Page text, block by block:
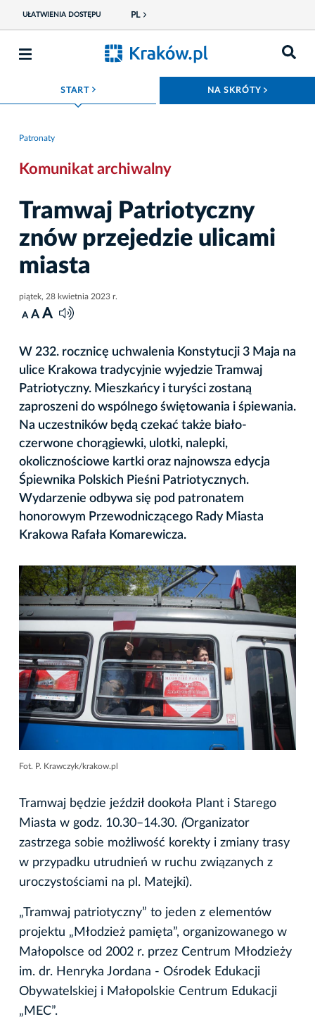
UŁATWIENIA DOSTĘPU PL
START ROZWIŃ MENU NA SKRÓTY
Patronaty
Komunikat archiwalny
Tramwaj Patriotyczny
znów przejedzie ulicami
miasta
piątek, 28 kwietnia 2023 r.
A A A
W 232. rocznicę uchwalenia Konstytucji 3 Maja na
ulice Krakowa tradycyjnie wyjedzie Tramwaj
Patriotyczny. Mieszkańcy i turyści zostaną
zaproszeni do wspólnego świętowania i śpiewania.
Na uczestników będą czekać także biało-
czerwone chorągiewki, ulotki, nalepki,
okolicznościowe kartki oraz najnowsza edycja
Śpiewnika Polskich Pieśni Patriotycznych.
Wydarzenie odbywa się pod patronatem
honorowym Przewodniczącego Rady Miasta
Krakowa Rafała Komarewicza.
Fot. P. Krawczyk/krakow.pl
Tramwaj będzie jeździł dookoła Plant i Starego
Miasta w godz. 10.30–14.30. (Organizator
zastrzega sobie możliwość korekty i zmiany trasy
w przypadku utrudnień w ruchu związanych z
uroczystościami na pl. Matejki).
„Tramwaj patriotyczny” to jeden z elementów
projektu „Młodzież pamięta”, organizowanego w
Małopolsce od 2002 r. przez Centrum Młodzieży
im. dr. Henryka Jordana - Ośrodek Edukacji
Obywatelskiej i Małopolskie Centrum Edukacji
„MEC”.